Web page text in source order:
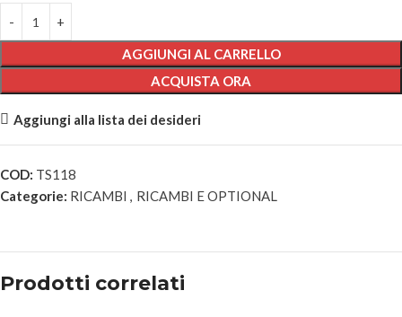
AGGIUNGI AL CARRELLO
ACQUISTA ORA
Aggiungi alla lista dei desideri
COD: TS118
Categorie: RICAMBI , RICAMBI E OPTIONAL
Prodotti correlati